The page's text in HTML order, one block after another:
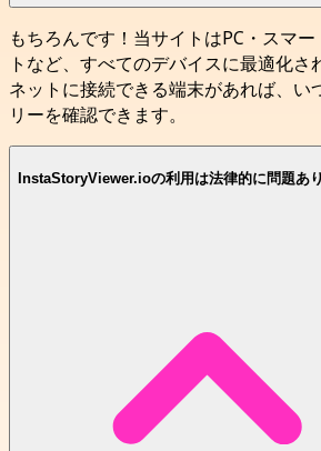
もちろんです！当サイトはPC・スマ
トなど、すべてのデバイスに最適化さ
ネットに接続できる端末があれば、い
リーを確認できます。
InstaStoryViewer.ioの利用は法律的に問題あ